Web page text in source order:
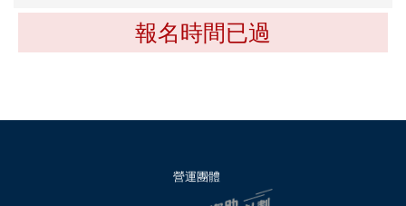
報名時間已過
營運團體